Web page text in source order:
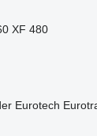
XF 480
Eurotech